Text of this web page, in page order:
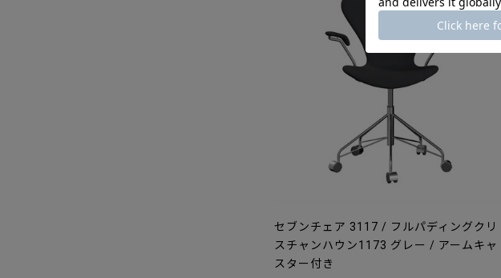
セブンチェア 3117 / フルパディングクリ
スチャンハウン1173 グレー / アームキャ
スター付き